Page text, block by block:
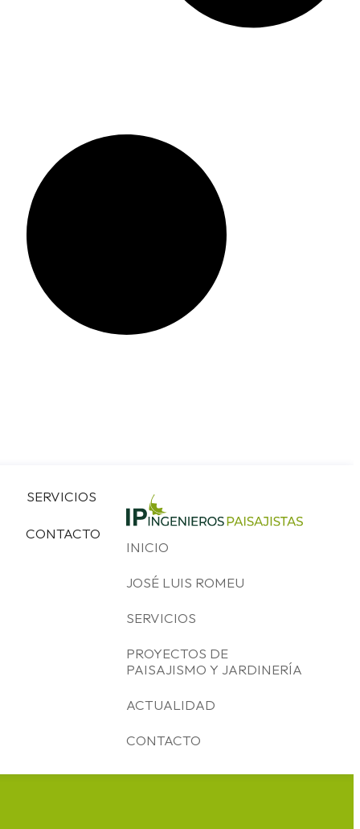
SERVICIOS
CONTACTO
INICIO
JOSÉ LUIS ROMEU
SERVICIOS
PROYECTOS DE
PAISAJISMO Y JARDINERÍA
ACTUALIDAD
CONTACTO